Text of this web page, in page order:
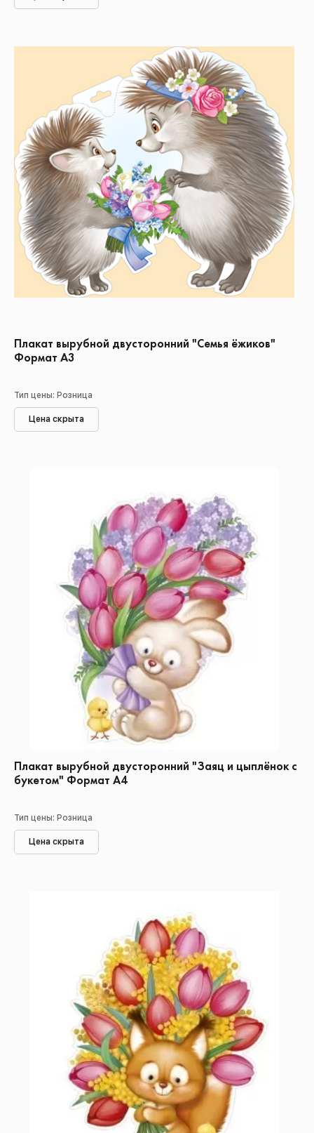
Плакат вырубной двусторонний "Семья ёжиков"
Формат А3
Тип цены: Розница
Цена скрыта
Плакат вырубной двусторонний "Заяц и цыплёнок с
букетом" Формат А4
Тип цены: Розница
Цена скрыта